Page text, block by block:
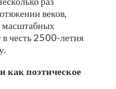
веков,
масштабных
честь 2500-летия
поэтическое